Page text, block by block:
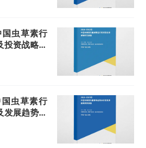
虫草素行
投资战略研
虫草素行
发展趋势预